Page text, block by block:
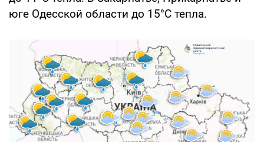
юге Одесской области до 15°С тепла.